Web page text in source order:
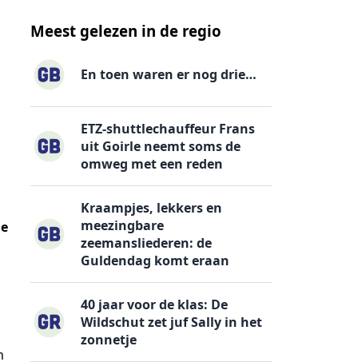
Meest gelezen in de regio
En toen waren er nog drie…
ETZ-shuttlechauffeur Frans
uit Goirle neemt soms de
omweg met een reden
Kraampjes, lekkers en
meezingbare
zeemansliederen: de
Guldendag komt eraan
40 jaar voor de klas: De
Wildschut zet juf Sally in het
zonnetje